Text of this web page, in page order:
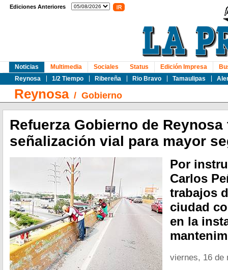
Ediciones Anteriores
Noticias
Reynosa
1/2 Tiempo Ribereña Rio Bravo Tamaulipas
Multimedia Sociales Status Edición Impresa
Reynosa/ Gobierno
Refuerza Gobierno de
señalización vial para mayor
Por
Carlos
trabajos
ciudad
en la
viernes, 16 de